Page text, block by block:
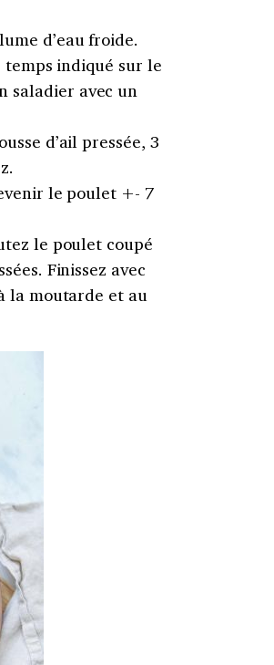
d’eau froide.
indiqué sur le
saladier avec un
d’ail pressée, 3
le poulet +- 7
le poulet coupé
Finissez avec
la moutarde et au